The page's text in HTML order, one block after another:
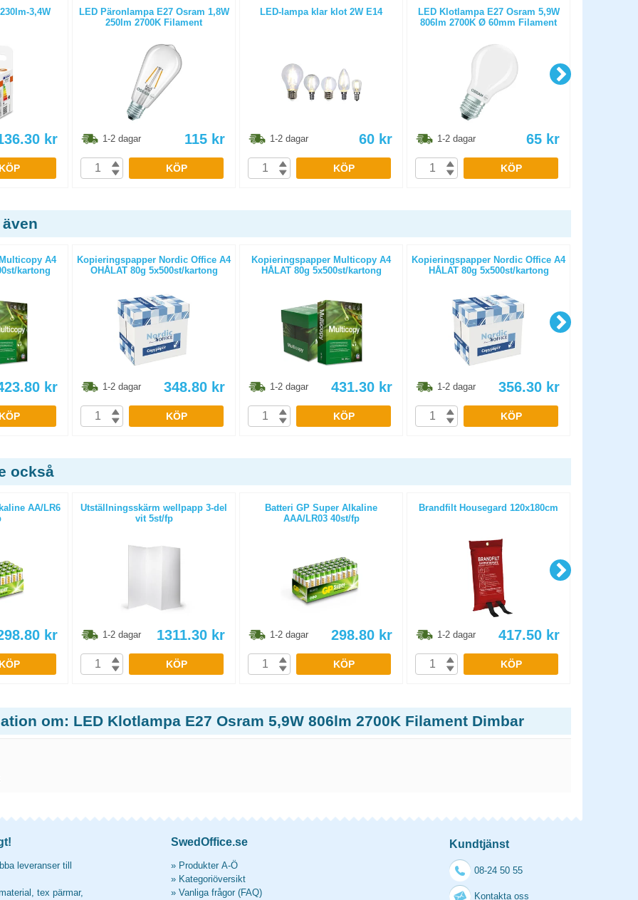
3,4W
kr
KÖP
LED Päronlampa E27 Osram 1,8W
250lm 2700K Filament
1-2 dagar 115 kr
KÖP
LED-lampa klar klot 2W E14
1-2 dagar 60 kr
KÖP
LED Klotlampa E27 Osram 5,9W
806lm 2700K Ø 60mm Filament
1-2 dagar 65 kr
KÖP
A4
kartong
kr
KÖP
Kopieringspapper Nordic Office A4
OHÅLAT 80g 5x500st/kartong
1-2 dagar 348.80 kr
KÖP
Kopieringspapper Multicopy A4
HÅLAT 80g 5x500st/kartong
1-2 dagar 431.30 kr
KÖP
Kopieringspapper Nordic Office A4
HÅLAT 80g 5x500st/kartong
1-2 dagar 356.30 kr
KÖP
också
AA/LR6
kr
KÖP
Utställningsskärm wellpapp 3-del
vit 5st/fp
1-2 dagar 1311.30 kr
KÖP
Batteri GP Super Alkaline
AAA/LR03 40st/fp
1-2 dagar 298.80 kr
KÖP
Brandfilt Housegard 120x180cm
1-2 dagar 417.50 kr
KÖP
om: LED Klotlampa E27 Osram 5,9W 806lm 2700K Filament Dimbar
leveranser till
tex pärmar,
SwedOffice.se
» Produkter A-Ö
» Kategoriöversikt
» Vanliga frågor (FAQ)
Kundtjänst
08-24 50 55
Kontakta oss